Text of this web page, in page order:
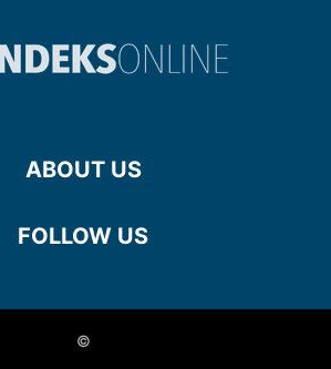
ABOUT US
FOLLOW US
©